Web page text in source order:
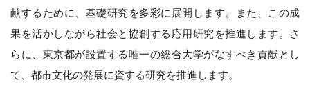
献するために、基礎研究を多彩に展開します。また、この成
果を活かしながら社会と協創する応用研究を推進します。さ
らに、東京都が設置する唯一の総合大学がなすべき貢献とし
て、都市文化の発展に資する研究を推進します。